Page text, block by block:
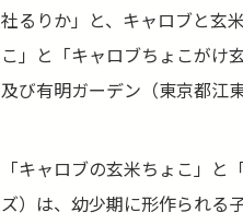
社るりか」と、キャロブと玄
こ」と「キャロブちょこがけ
及び有明ガーデン（東京都江
「キャロブの玄米ちょこ」
ズ）は、幼少期に形作られる